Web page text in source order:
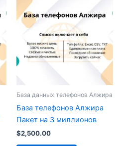
База данных телефонов Алжира
База телефонов Алжира
Пакет на 3 миллионов
$2,500.00